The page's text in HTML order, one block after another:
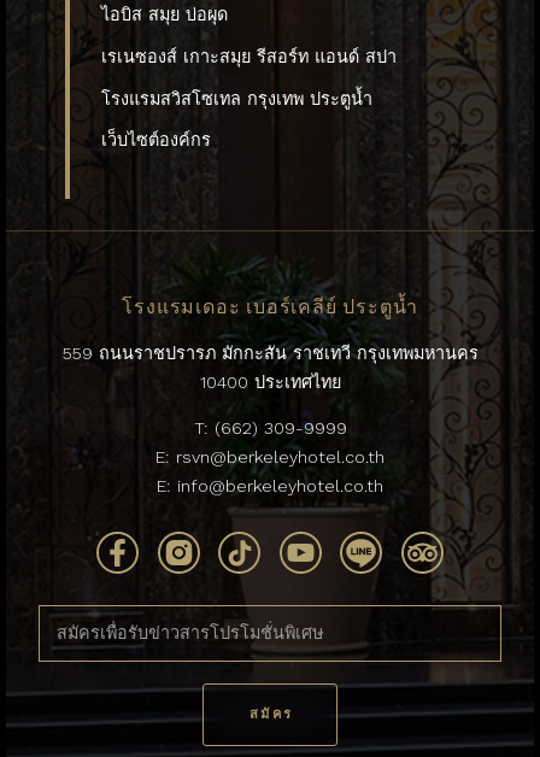
ไอบิส สมุย บ่อผุด
เรเนซองส์ เกาะสมุย รีสอร์ท แอนด์ สปา
โรงแรมสวิสโซเทล กรุงเทพ ประตูน้ำ
เว็บไซต์องค์กร
โรงแรมเดอะ เบอร์เคลีย์ ประตูน้ำ
559 ถนนราชปรารภ มักกะสัน ราชเทวี กรุงเทพมหานคร
10400 ประเทศไทย
T: (662) 309-9999
E: rsvn@berkeleyhotel.co.th
E: info@berkeleyhotel.co.th